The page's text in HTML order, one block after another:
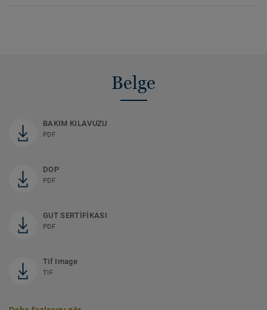
Belge
BAKIM KILAVUZU
PDF
DOP
PDF
GUT SERTİFİKASI
PDF
Tif Image
TIF